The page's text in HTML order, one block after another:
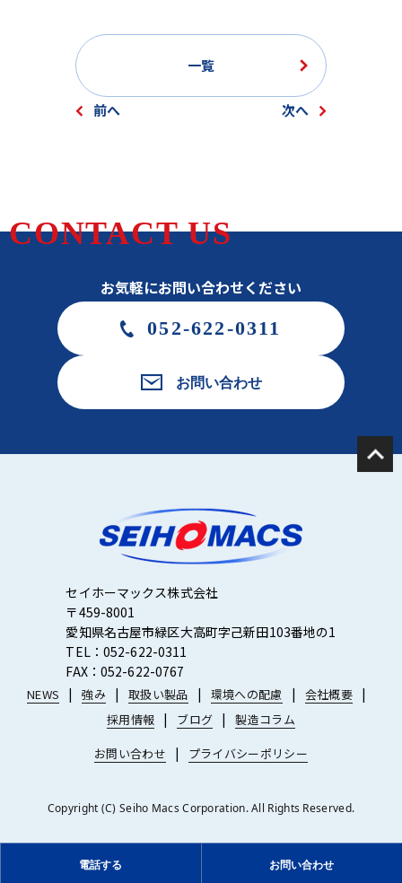
前へ
一覧
次へ
CONTACT US
お気軽にお問い合わせください
052-622-0311
お問い合わせ
セイホーマックス株式会社
〒459-8001
愛知県名古屋市緑区大高町字己新田103番地の1
TEL：052-622-0311
FAX：052-622-0767
NEWS 強み 取扱い製品 環境への配慮
会社概要
採用情報
ブログ
製造コラム
お問い合わせ
プライバシーポリシー
Copyright (C) Seiho Macs Corporation. All Rights Reserved.
電話する お問い合わせ